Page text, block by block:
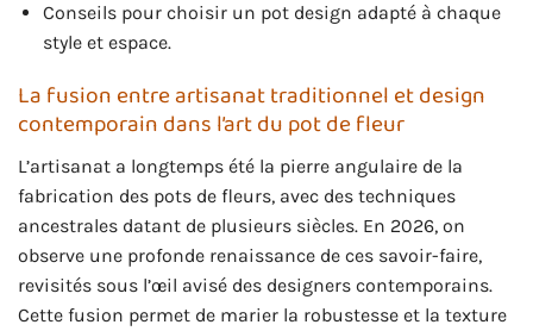
Conseils pour choisir un pot design adapté à chaque
style et espace.
La fusion entre artisanat traditionnel et design
contemporain dans l’art du pot de fleur
L’artisanat a longtemps été la pierre angulaire de la
fabrication des pots de fleurs, avec des techniques
ancestrales datant de plusieurs siècles. En 2026, on
observe une profonde renaissance de ces savoir-faire,
revisités sous l’œil avisé des designers contemporains.
Cette fusion permet de marier la robustesse et la texture